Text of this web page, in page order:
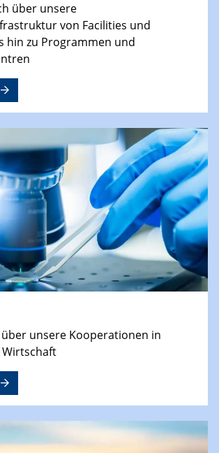
über unsere
von Facilities und
hin zu Programmen und
unsere Kooperationen in